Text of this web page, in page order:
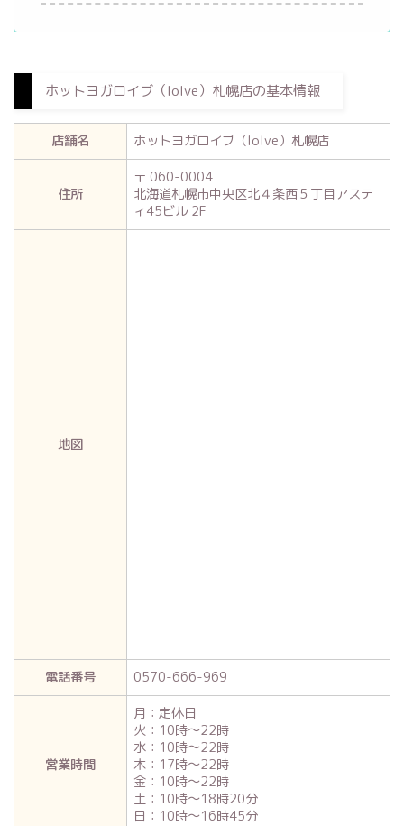
ホットヨガロイブ（loIve）札幌店の基本情報
店舗名 ホットヨガロイブ（loIve）札幌店
住所
〒 060-0004
北海道札幌市中央区北４条西５丁目アステ
ィ45ビル 2F
地図
電話番号 0570-666-969
営業時間
月：定休日
火：10時～22時
水：10時～22時
木：17時～22時
金：10時～22時
土：10時～18時20分
日：10時～16時45分